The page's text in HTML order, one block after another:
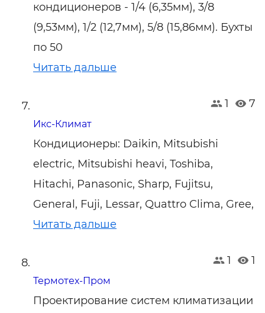
кондиционеров - 1/4 (6,35мм), 3/8
(9,53мм), 1/2 (12,7мм), 5/8 (15,86мм). Бухты
по 50
Читать дальше
1 7
Икс-Климат
Кондиционеры: Daikin, Mitsubishi
electric, Mitsubishi heavi, Toshiba,
Hitachi, Panasonic, Sharp, Fujitsu,
General, Fuji, Lessar, Quattro Clima, Gree,
Читать дальше
1 1
Термотех-Пром
Проектирование систем климатизации